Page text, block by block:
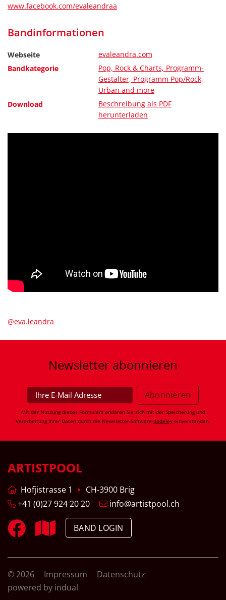
www.facebook.com/evaleandraa
Bandinformationen
Webseite
evaleandra.com
Bandkategorie
Pop, Rock & Charts, Programm-
Gestalter, Programm Pop/Rock,
Urban and more
Download
Beschreibung als PDF
herunterladen
@eva.leandra
Newsletter abonnieren
Mit der Nutzung dieses Formulars erklären Sie sich mit der Speicherung und
Verarbeitung Ihrer Daten durch die Newsletter-Software dodeley einverstanden.
ARTISTPOOL
Hofjistrasse 1
CH-3900 Brig
+41 (0)27 924 20 20
info@artistpool.ch
BAND LOGIN
© 2026 Impressum
Datenschutz
powered by indual